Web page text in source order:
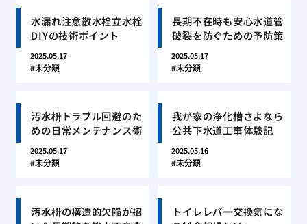
水漏れ注意散水栓立水栓
DIYの技術ポイント
2025.05.17
未分類
長期不在時も安心水道管
破裂を防ぐための予防策
2025.05.17
未分類
汚水枡トラブル回避のた
めの日常メンテナンス術
2025.05.17
未分類
我が家の浄化槽さよなら
公共下水道工事体験記
2025.05.16
未分類
汚水枡の構造的欠陥が招
トイレレバー交換気にな